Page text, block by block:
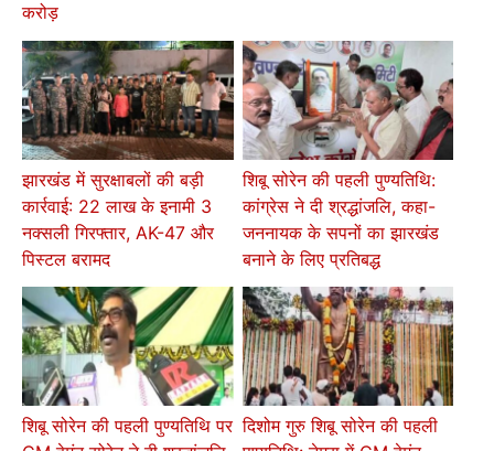
करोड़
झारखंड में सुरक्षाबलों की बड़ी
कार्रवाई: 22 लाख के इनामी 3
नक्सली गिरफ्तार, AK-47 और
पिस्टल बरामद
शिबू सोरेन की पहली पुण्यतिथि:
कांग्रेस ने दी श्रद्धांजलि, कहा-
जननायक के सपनों का झारखंड
बनाने के लिए प्रतिबद्ध
शिबू सोरेन की पहली पुण्यतिथि पर दिशोम गुरु शिबू सोरेन की पहली